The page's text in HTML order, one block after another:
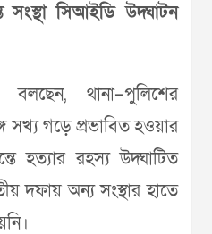
সিআইডি উদ্ঘাটন
বলছেন, থানা–পুলিশের
সখ্য গড়ে প্রভাবিত হওয়ার
হত্যার রহস্য উদ্ঘাটিত
দফায় অন্য সংস্থার হাতে